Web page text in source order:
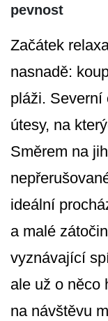
pevnost
Začátek
nasnadě:
pláži. Severní
útesy, na
Směrem na
ideální
a malé
vyznávající
ale už o něco
na návštěvu